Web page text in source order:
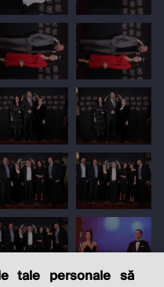
tale personale să